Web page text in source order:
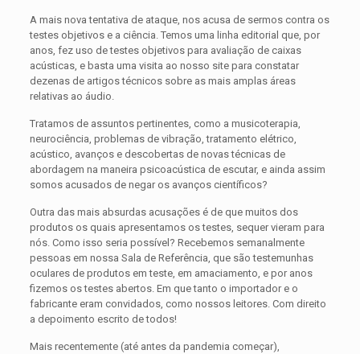
A mais nova tentativa de ataque, nos acusa de sermos contra os
testes objetivos e a ciência. Temos uma linha editorial que, por
anos, fez uso de testes objetivos para avaliação de caixas
acústicas, e basta uma visita ao nosso site para constatar
dezenas de artigos técnicos sobre as mais amplas áreas
relativas ao áudio.
Tratamos de assuntos pertinentes, como a musicoterapia,
neurociência, problemas de vibração, tratamento elétrico,
acústico, avanços e descobertas de novas técnicas de
abordagem na maneira psicoacústica de escutar, e ainda assim
somos acusados de negar os avanços científicos?
Outra das mais absurdas acusações é de que muitos dos
produtos os quais apresentamos os testes, sequer vieram para
nós. Como isso seria possível? Recebemos semanalmente
pessoas em nossa Sala de Referência, que são testemunhas
oculares de produtos em teste, em amaciamento, e por anos
fizemos os testes abertos. Em que tanto o importador e o
fabricante eram convidados, como nossos leitores. Com direito
a depoimento escrito de todos!
Mais recentemente (até antes da pandemia começar),